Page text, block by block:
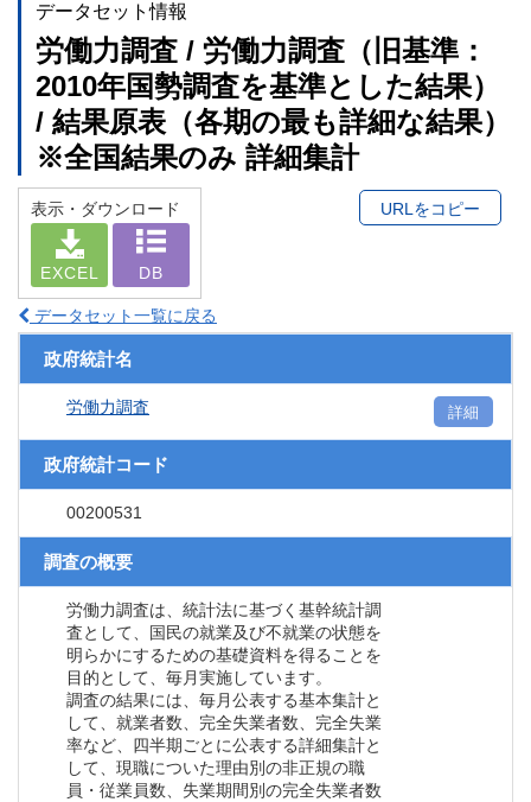
データセット情報
労働力調査 / 労働力調査（旧基準：
2010年国勢調査を基準とした結果）
/ 結果原表（各期の最も詳細な結果）
※全国結果のみ 詳細集計
表示・ダウンロード
EXCEL DB
URLをコピー
データセット一覧に戻る
政府統計名
労働力調査 詳細
政府統計コード
00200531
調査の概要
労働力調査は、統計法に基づく基幹統計調
査として、国民の就業及び不就業の状態を
明らかにするための基礎資料を得ることを
目的として、毎月実施しています。
調査の結果には、毎月公表する基本集計と
して、就業者数、完全失業者数、完全失業
率など、四半期ごとに公表する詳細集計と
して、現職についた理由別の非正規の職
員・従業員数、失業期間別の完全失業者数